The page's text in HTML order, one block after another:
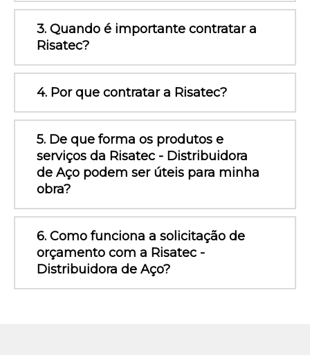
3. Quando é importante contratar a
Risatec?
4. Por que contratar a Risatec?
5. De que forma os produtos e
serviços da Risatec - Distribuidora
de Aço podem ser úteis para minha
obra?
6. Como funciona a solicitação de
orçamento com a Risatec -
Distribuidora de Aço?